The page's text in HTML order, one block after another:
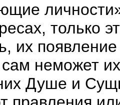
только
их
неможет
Душе и